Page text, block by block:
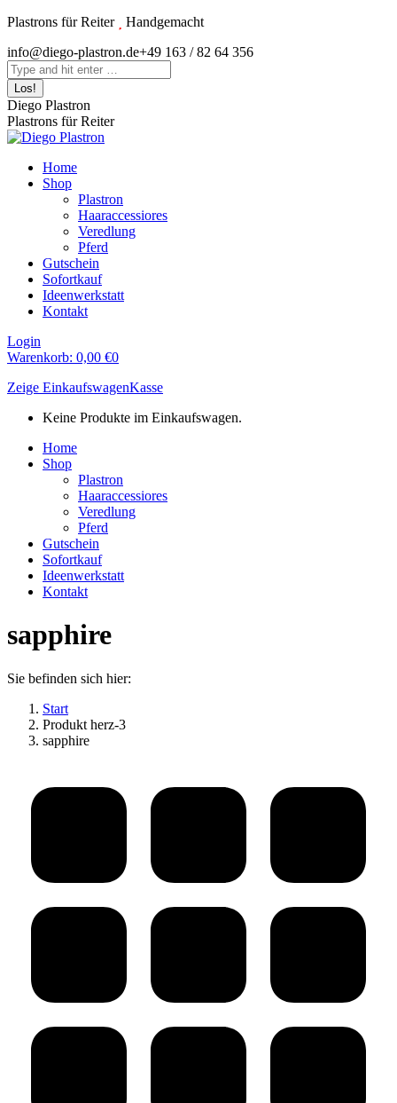
Zum
springen
Plastrons für Reiter
Handgemacht
Instagram
page
opens
in
new
window
info@diego-plastron.de+49 163 / 82 64 356
Search:
Diego Plastron
Plastrons für Reiter
Home
Shop
Plastron
Haaraccessiores
Veredlung
Pferd
Gutschein
Sofortkauf
Ideenwerkstatt
Kontakt
Login
Warenkorb: 0,00 €0
Zeige EinkaufswagenKasse
Keine Produkte im Einkaufswagen.
Home
Shop
Plastron
Haaraccessiores
Veredlung
Pferd
Gutschein
Sofortkauf
Ideenwerkstatt
Kontakt
sapphire
Sie befinden sich hier:
Start
Produkt herz-3
sapphire